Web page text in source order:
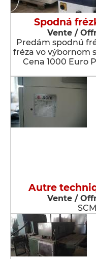
Spodná
Vente /
Predám spodnú
fréza vo výbornom
Cena 1000 Euro
Autre
Vente /